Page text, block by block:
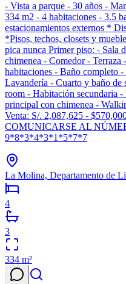
- Vista a parque - 30 años -
334 m2 - 4 habitaciones - 3.5
estacionamientos externos *
*Pisos, techos, closets y
pica nunca Primer piso: - Sala
chimenea - Comedor -
habitaciones - Baño completo
Lavandería - Cuarto y baño
room - Habitación secundaria
principal con chimenea -
Venta: S/. 2,087,625 -
COMUNICARSE AL
9*8*3*4*3*1*5*7*7
La Molina, Departamento de
4
3
334 m²